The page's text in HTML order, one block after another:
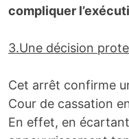
compliquer l’
3.Une décision
Cet arrêt confirme
Cour de cassation
En effet, en